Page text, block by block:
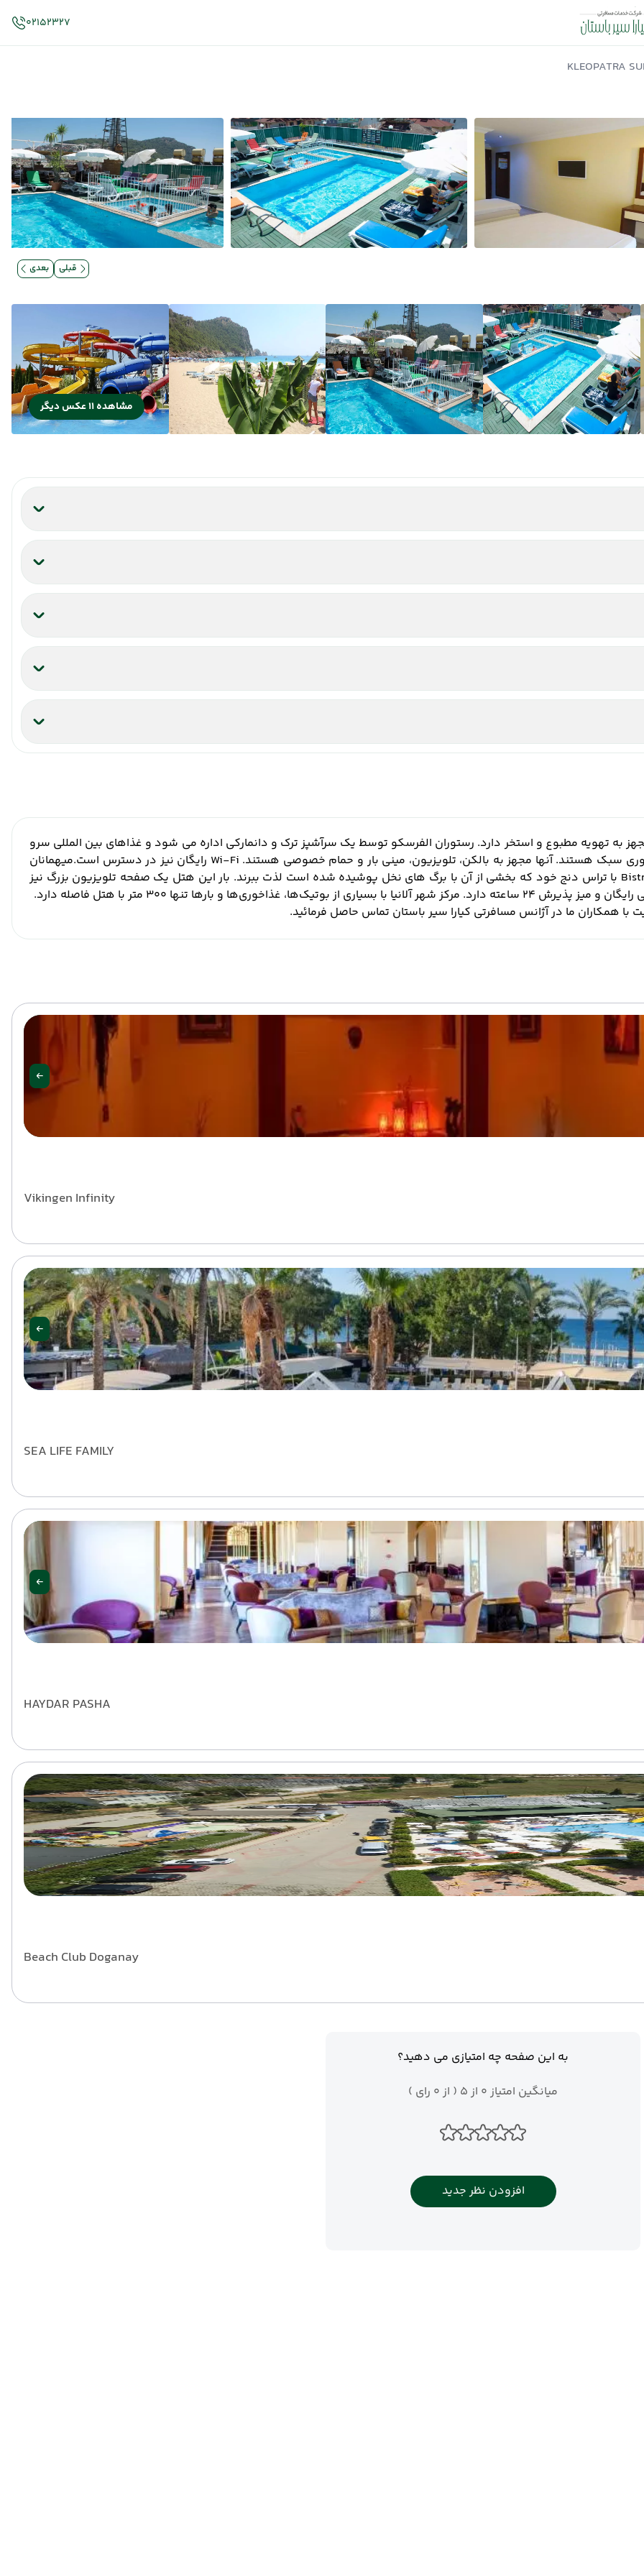
02152327
قبلی بعدی
مشاهده 11 عکس دیگر
آسانسور رستوران فضای باز پارکینگ کافی شاپ کافی شاپ فضای باز سشوار پذیرش 24 ساعته
یخچال
رستوران الفرسکو توسط یک سرآشپز ترک و دانمارکی اداره می شود و غذاهای بین المللی سرو
سبک هستند. آنها مجهز به بالکن، تلویزیون، مینی بار و حمام خصوصی هستند. Wi-Fi رایگان نیز در دسترس است.
میهمانان
بار این هتل یک صفحه تلویزیون بزرگ نیز
و میز پذیرش 24 ساعته دارد.
مرکز شهر آلانیا با بسیاری از بوتیک‌ها، غذاخوری‌ها و بارها تنها 300 متر با هتل فاصله دارد.
همکاران ما در آژانس مسافرتی کیارا سیر باستان تماس حاصل فرمائید.
Vikingen Infinity
SEA LIFE FAMILY
HAYDAR PASHA
Beach Club Doganay
به این صفحه چه امتیازی می دهید؟
میانگین امتیاز 0 از 5 ( از 0 رای )
افزودن نظر جدید